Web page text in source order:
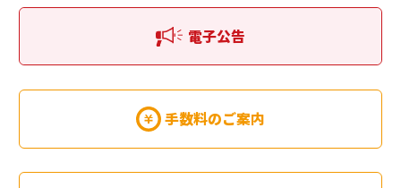
電子公告
手数料のご案内